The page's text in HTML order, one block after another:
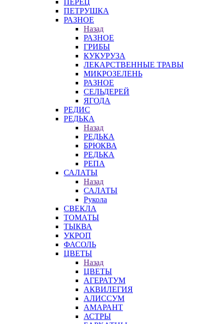
ПЕРЕЦ
ПЕТРУШКА
РАЗНОЕ
Назад
РАЗНОЕ
ГРИБЫ
КУКУРУЗА
ЛЕКАРСТВЕННЫЕ ТРАВЫ
МИКРОЗЕЛЕНЬ
РАЗНОЕ
СЕЛЬДЕРЕЙ
ЯГОДА
РЕДИС
РЕДЬКА
Назад
РЕДЬКА
БРЮКВА
РЕДЬКА
РЕПА
САЛАТЫ
Назад
САЛАТЫ
Рукола
СВЕКЛА
ТОМАТЫ
ТЫКВА
УКРОП
ФАСОЛЬ
ЦВЕТЫ
Назад
ЦВЕТЫ
АГЕРАТУМ
АКВИЛЕГИЯ
АЛИССУМ
АМАРАНТ
АСТРЫ